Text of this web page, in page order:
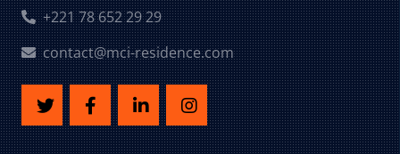
+221 78 652 29 29
contact@mci-residence.com